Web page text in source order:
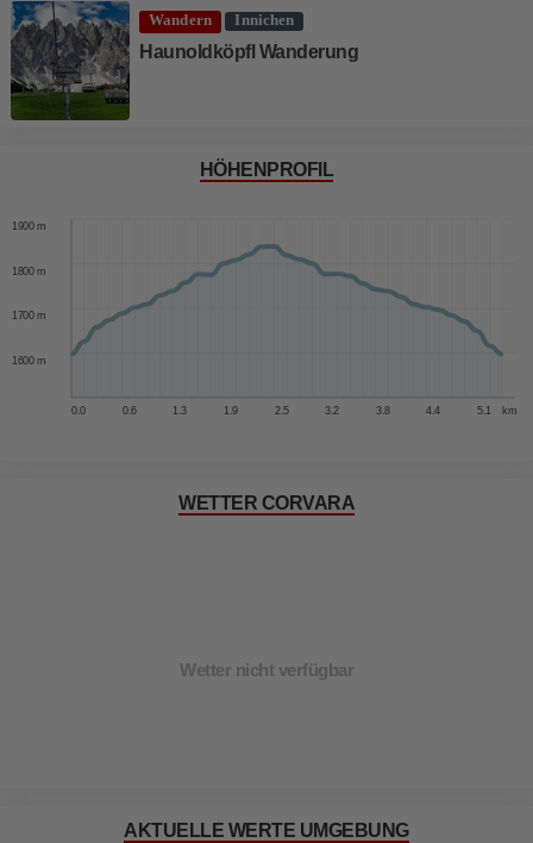
Wandern Innichen
Haunoldköpfl Wanderung
HÖHENPROFIL
0.0 0.6 1.3 1.9 2.5 3.2 3.8 4.4 5.1 km
1600 m
1700 m
1800 m
1900 m
WETTER CORVARA
Wetter nicht verfügbar
AKTUELLE WERTE UMGEBUNG